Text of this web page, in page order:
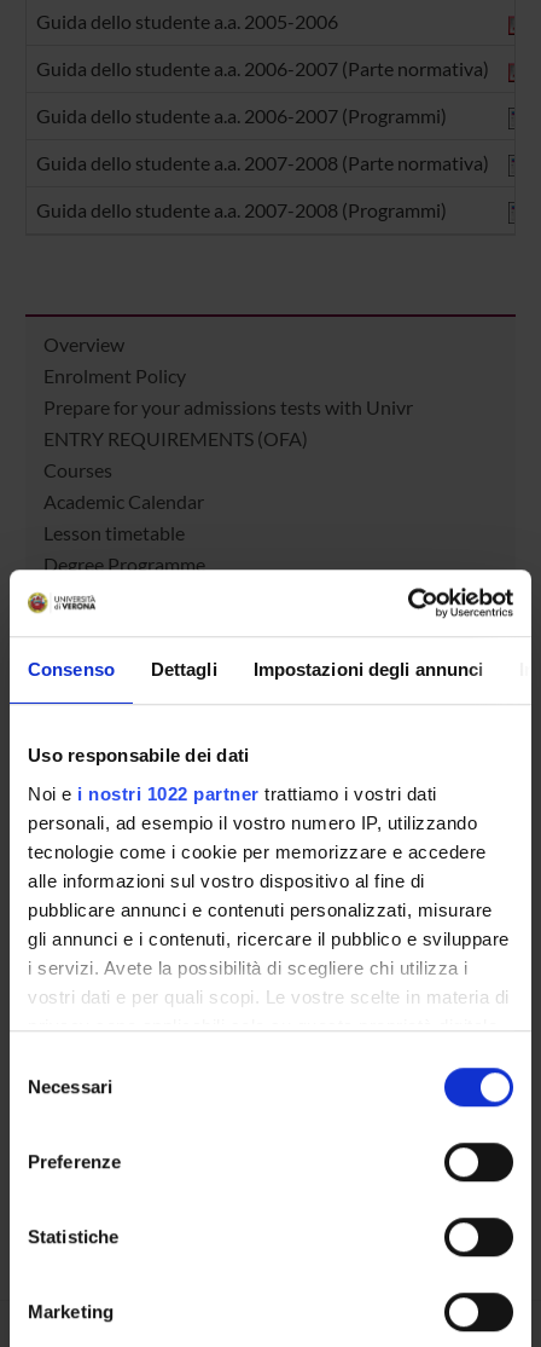
Consenso Dettagli Impostazioni degli annunci
Uso responsabile dei dati
Noi e i nostri 1022 partner trattiamo i vostri dati
personali, ad esempio il vostro numero IP, utilizzando
tecnologie come i cookie per memorizzare e accedere
alle informazioni sul vostro dispositivo al fine di
pubblicare annunci e contenuti personalizzati, misurare
gli annunci e i contenuti, ricercare il pubblico e sviluppare
i servizi. Avete la possibilità di scegliere chi utilizza i
vostri dati e per quali scopi. Le vostre scelte in materia di
privacy sono applicabili solo su questa proprietà digitale
modificare o revocare il proprio consenso in qualsiasi
momento dalla Dichiarazione sui cookie o facendo clic
raccogliere informazioni sulla tua posizione
geografica, con un'approssimazione di qualche
Identificare il tuo dispositivo, scansionandolo
delNecessari
Preferenze
Statistiche
Marketing
Guida dello studente a.a. 2005-2006
Guida dello studente a.a. 2006-2007 (Parte normativa)
Guida dello studente a.a. 2006-2007 (Programmi)
Guida dello studente a.a. 2007-2008 (Parte normativa)
Guida dello studente a.a. 2007-2008 (Programmi)
Overview
Enrolment Policy
Prepare for your admissions tests with Univr
ENTRY REQUIREMENTS (OFA)
Courses
Academic Calendar
Lesson timetable
Degree Programme
Exam calendar
Governing bodies
Housing service
Documents
STUDYING
COURSES
PHD PROGRAMMES AND POSTGRADUATE
COURSES
People
Calendar